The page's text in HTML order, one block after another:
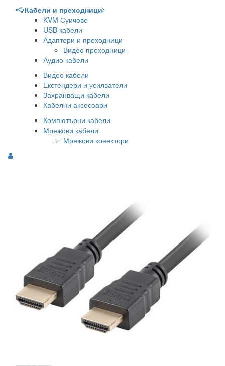
Кабели и преходници
KVM Суичове
USB кабели
Адаптери и преходници
Видео преходници
Аудио кабели
Видео кабели
Екстендери и усилватели
Захранващи кабели
Кабелни аксесоари
Компютърни кабели
Мрежови кабели
Мрежови конектори